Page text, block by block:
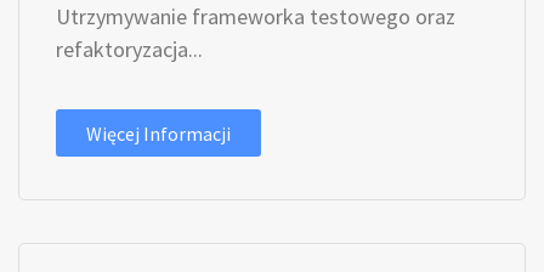
Utrzymywanie frameworka testowego oraz
refaktoryzacja...
Więcej Informacji